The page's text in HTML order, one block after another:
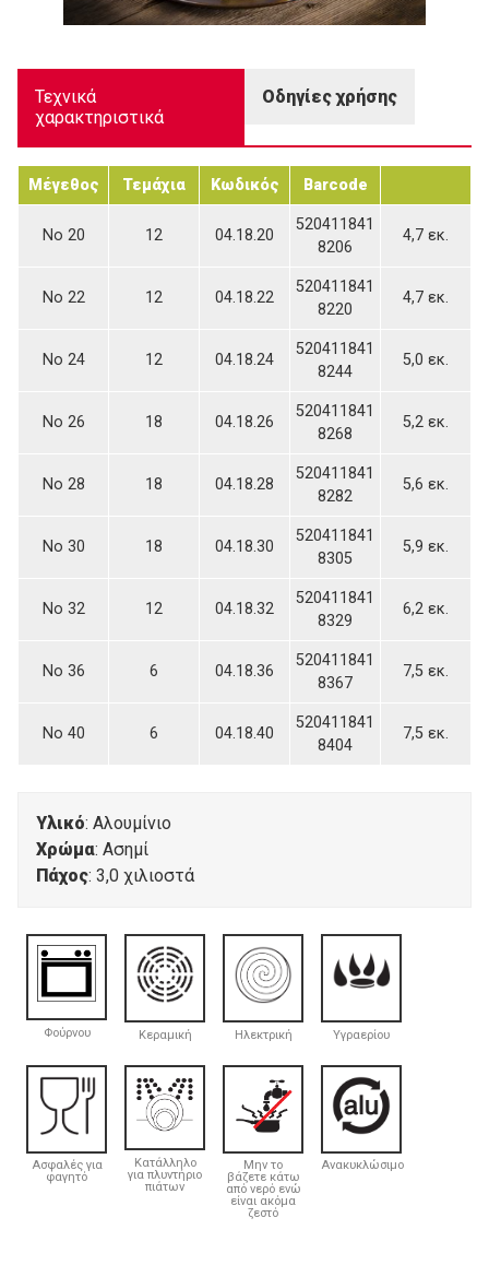
Τεχνικά
χαρακτηριστικά
Οδηγίες χρήσης
Μέγεθος Τεμάχια Κωδικός Barcode
Νο 20 12 04.18.20
520411841
8206
4,7 εκ.
Νο 22 12 04.18.22
520411841
8220
4,7 εκ.
Νο 24 12 04.18.24
520411841
8244
5,0 εκ.
Νο 26 18 04.18.26
520411841
8268
5,2 εκ.
Νο 28 18 04.18.28
520411841
8282
5,6 εκ.
Νο 30 18 04.18.30
520411841
8305
5,9 εκ.
Νο 32 12 04.18.32
520411841
8329
6,2 εκ.
Νο 36 6 04.18.36
520411841
8367
7,5 εκ.
Νο 40 6 04.18.40
520411841
8404
7,5 εκ.
Υλικό: Αλουμίνιο
Χρώμα: Ασημί
Πάχος: 3,0 χιλιοστά
Φούρνου Κεραμική Ηλεκτρική Υγραερίου
Ασφαλές για
φαγητό
Κατάλληλο
για πλυντήριο
πιάτων
Μην το
βάζετε κάτω
από νερό ενώ
είναι ακόμα
ζεστό
Ανακυκλώσιμο